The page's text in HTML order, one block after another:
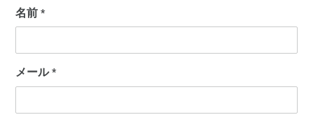
名前*
メール*